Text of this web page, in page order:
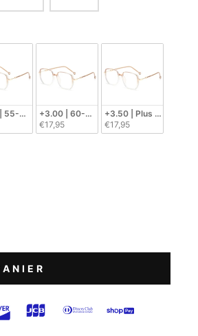
55-60 Années d'âge
+3.00 | 60-65 Années d'âge
€17,95
+3.50 | Plus de 65 ans
€17,95